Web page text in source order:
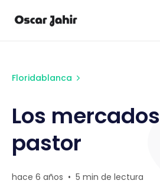
Floridablanca
Los
pastor
hace 6 años • 5 min de lectura